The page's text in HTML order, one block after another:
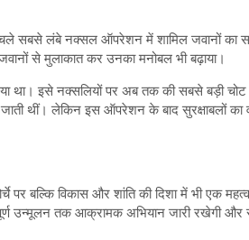
चले सबसे लंबे नक्सल ऑपरेशन में शामिल जवानों का
से मुलाकात कर उनका मनोबल भी बढ़ाया।
था। इसे नक्सलियों पर अब तक की सबसे बड़ी चोट
जाती थीं। लेकिन इस ऑपरेशन के बाद सुरक्षाबलों का
बल्कि विकास और शांति की दिशा में भी एक
उन्मूलन तक आक्रामक अभियान जारी रखेगी और